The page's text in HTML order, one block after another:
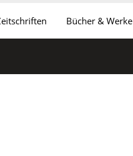
Bücher & Werke